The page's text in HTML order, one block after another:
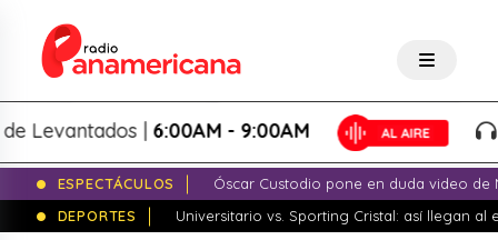
|6:00AM - 9:00AM
ESPECTÁCULOS
Óscar Custodio pone en duda video de
DEPORTES
Universitario vs. Sporting Cristal: así llegan al